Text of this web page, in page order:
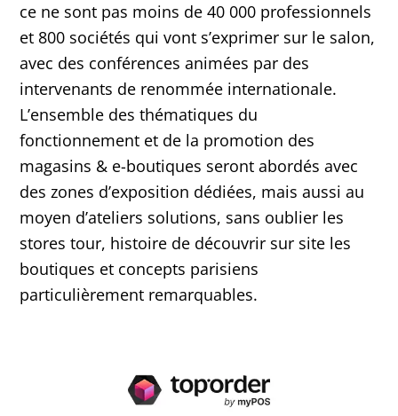
ce ne sont pas moins de 40 000 professionnels
et 800 sociétés qui vont s’exprimer sur le salon,
avec des conférences animées par des
intervenants de renommée internationale.
L’ensemble des thématiques du
fonctionnement et de la promotion des
magasins & e-boutiques seront abordés avec
des zones d’exposition dédiées, mais aussi au
moyen d’ateliers solutions, sans oublier les
stores tour, histoire de découvrir sur site les
boutiques et concepts parisiens
particulièrement remarquables.